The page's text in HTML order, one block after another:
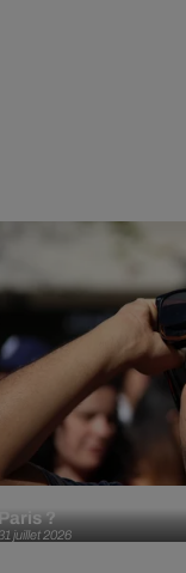
juillet 2026
?